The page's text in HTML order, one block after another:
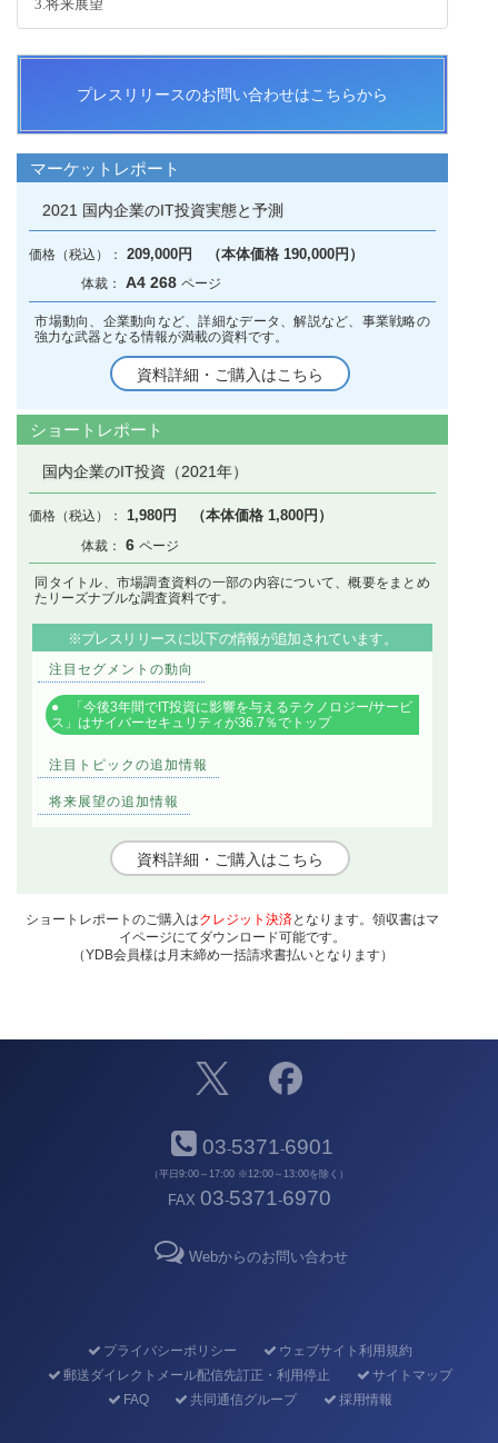
3.将来展望
プレスリリースのお問い合わせはこちらから
マーケットレポート
2021 国内企業のIT投資実態と予測
209,000円 （本体価格 190,000円）
A4 268
市場動向、企業動向など、詳細なデータ、解説など、事業戦略の
強力な武器となる情報が満載の資料です。
資料詳細・ご購入はこちら
ショートレポート
国内企業のIT投資（2021年）
1,980円 （本体価格 1,800円）
6
同タイトル、市場調査資料の一部の内容について、概要をまとめ
たリーズナブルな調査資料です。
※プレスリリースに以下の情報が追加されています。
注目セグメントの動向
「今後3年間でIT投資に影響を与えるテクノロジー/サービ
ス」はサイバーセキュリティが36.7％でトップ
注目トピックの追加情報
将来展望の追加情報
資料詳細・ご購入はこちら
ショートレポートのご購入はクレジット決済となります。領収書はマ
イページにてダウンロード可能です。
（YDB会員様は月末締め一括請求書払いとなります）
03-5371-6901
（平日9:00～17:00 ※12:00～13:00を除く）
FAX 03-5371-6970
Webからのお問い合わせ
プライバシーポリシー
ウェブサイト利用規約
郵送ダイレクトメール配信先訂正・利用停止
サイトマップ
FAQ
共同通信グループ 採用情報